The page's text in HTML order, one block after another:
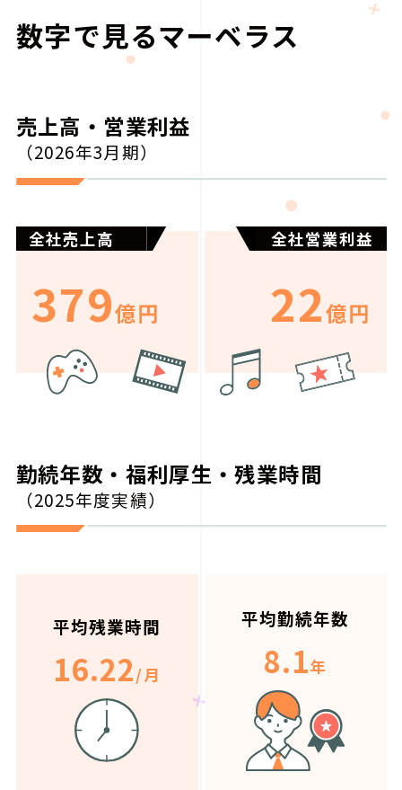
数字で見るマーベラス
売上高・営業利益
（2026年3月期）
全社売上高
379億円
全社営業利益
22億円
勤続年数・福利厚生・残業時間
（2025年度実績）
平均残業時間
16.22/月
平均勤続年数
8.1年